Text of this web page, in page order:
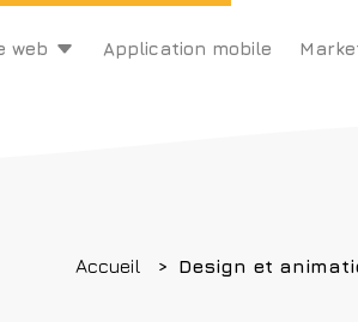
web Application mobile
Accueil Design et